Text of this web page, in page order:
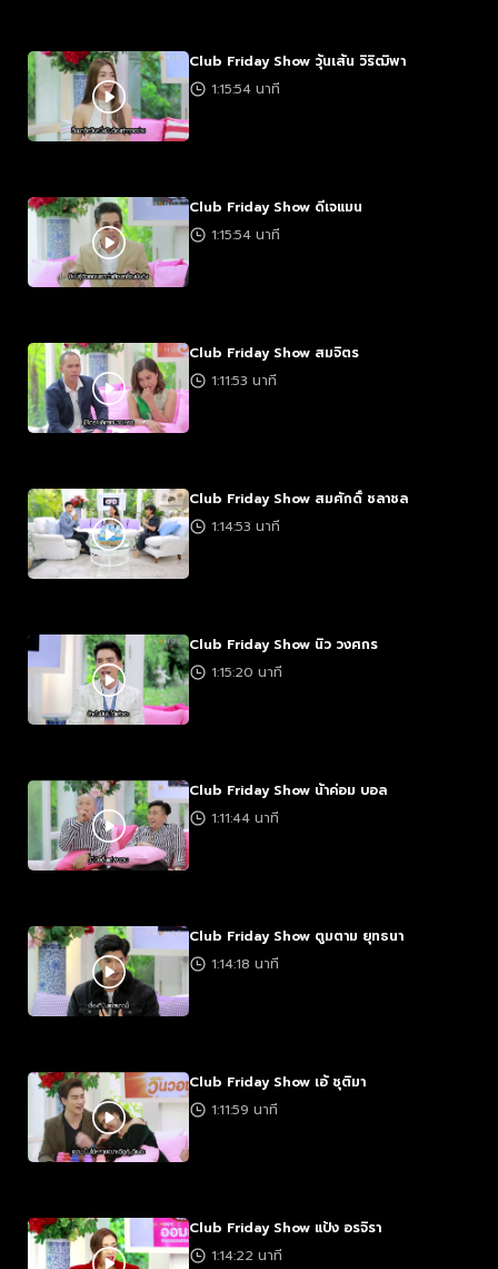
Club Friday Show วุ้นเส้น วิริฒิพา
1:15:54 นาที
Club Friday Show ดีเจแมน
1:15:54 นาที
Club Friday Show สมจิตร
1:11:53 นาที
Club Friday Show สมศักดิ์ ชลาชล
1:14:53 นาที
Club Friday Show นิว วงศกร
1:15:20 นาที
Club Friday Show น้าค่อม บอล
1:11:44 นาที
Club Friday Show ตูมตาม ยุทธนา
1:14:18 นาที
Club Friday Show เอ้ ชุติมา
1:11:59 นาที
Club Friday Show แป้ง อรจิรา
1:14:22 นาที